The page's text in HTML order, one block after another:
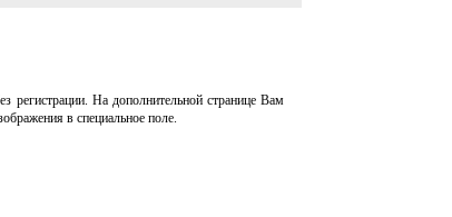
регистрации. На дополнительной странице Вам
в специальное поле.